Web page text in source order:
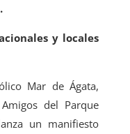
y locales
Mar de Ágata,
del Parque
un manifiesto